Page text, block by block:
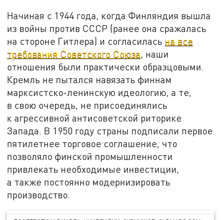
Начиная с 1944 года, когда Финляндия вышла
из войны против СССР (ранее она сражалась
на стороне Гитлера) и согласилась на все
требования Советского Союза, наши
отношения были практически образцовыми.
Кремль не пытался навязать финнам
марксистско-ленинскую идеологию, а те,
в свою очередь, не присоединялись
к агрессивной антисоветской риторике
Запада. В 1950 году страны подписали первое
пятилетнее торговое соглашение, что
позволяло финской промышленности
привлекать необходимые инвестиции,
а также постоянно модернизировать
производство.